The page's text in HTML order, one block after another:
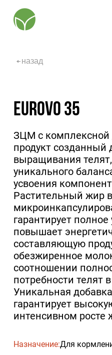
назад
Eurovo 35
ЗЦМ с комплексной
продукт созданный
выращивания
уникального
усвоения
Растительный жир в
гарантирует полное
повышает
составляющую
обезжиренное
соотношении
потребности телят
Уникальная
гарантирует
интенсивном росте
Назначение:Для